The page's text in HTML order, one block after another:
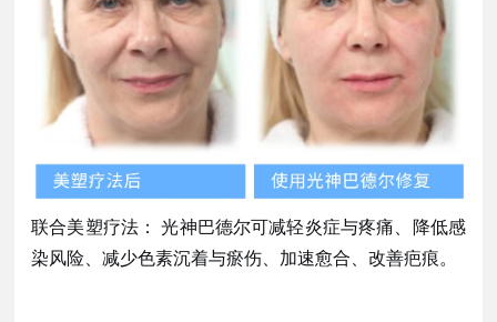
联合美塑疗法： 光神巴德尔可减轻炎症与疼痛、降低感
染风险、减少色素沉着与瘀伤、加速愈合、改善疤痕。